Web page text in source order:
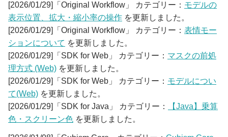
[2026/01/29]「Original Workflow」 カテゴリー： モデルの
表示位置、拡大・縮小率の操作 を更新しました。
[2026/01/29]「Original Workflow」 カテゴリー： 表情モー
ションについて を更新しました。
[2026/01/29]「SDK for Web」 カテゴリー： マスクの前処
理方式 (Web) を更新しました。
[2026/01/29]「SDK for Web」 カテゴリー： モデルについ
て(Web) を更新しました。
[2026/01/29]「SDK for Java」 カテゴリー：
【Java】乗算
色・スクリーン色 を更新しました。